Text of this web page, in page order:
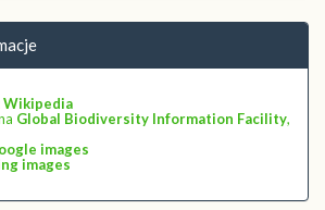
Wikipedia
Global Biodiversity Information Facility,
images
images